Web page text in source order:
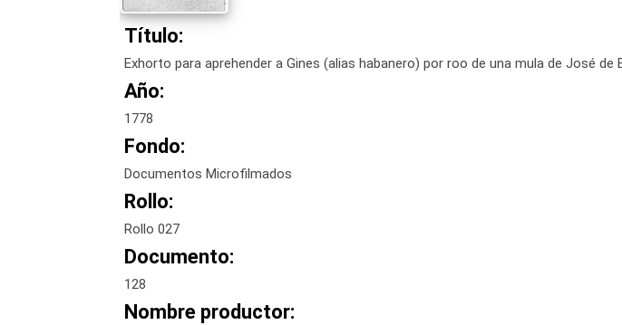
Título:
Exhorto para aprehender a Gines (alias habanero) por roo de una mula de José
Año:
1778
Fondo:
Documentos Microfilmados
Rollo:
Rollo 027
Documento:
128
Nombre productor: